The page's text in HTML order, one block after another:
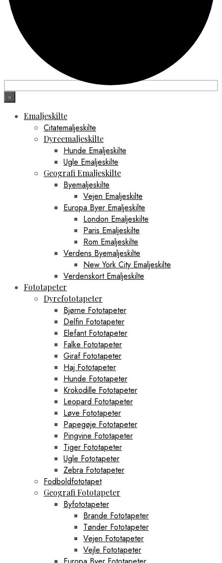
×
Emaljeskilte
Citatemaljeskilte
Dyreemaljeskilte
Hunde Emaljeskilte
Ugle Emaljeskilte
Geografi Emaljeskilte
Byemaljeskilte
Vejen Emaljeskilte
Europa Byer Emaljeskilte
London Emaljeskilte
Paris Emaljeskilte
Rom Emaljeskilte
Verdens Byemaljeskilte
New York City Emaljeskilte
Verdenskort Emaljeskilte
Fototapeter
Dyrefototapeter
Bjørne Fototapeter
Delfin Fototapeter
Elefant Fototapeter
Falke Fototapeter
Giraf Fototapeter
Haj Fototapeter
Hunde Fototapeter
Krokodille Fototapeter
Leopard Fototapeter
Løve Fototapeter
Papegøje Fototapeter
Pingvine Fototapeter
Tiger Fototapeter
Ugle Fototapeter
Zebra Fototapeter
Fodboldfototapet
Geografi Fototapeter
Byfototapeter
Brande Fototapeter
Tønder Fototapeter
Vejen Fototapeter
Vejle Fototapeter